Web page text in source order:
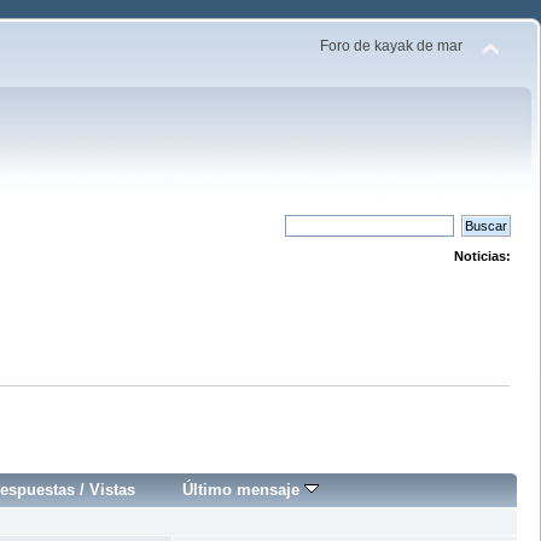
Foro de kayak de mar
Noticias:
/ Vistas Último mensaje